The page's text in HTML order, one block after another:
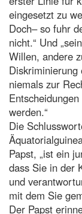
eingesetzt zu
Doch– so fuhr
nicht.“ Und
Willen, andere
niemals zur
werden.“
Die
Papst, „ist ein
dass Sie in der
und
mit dem Sie
Der Papst